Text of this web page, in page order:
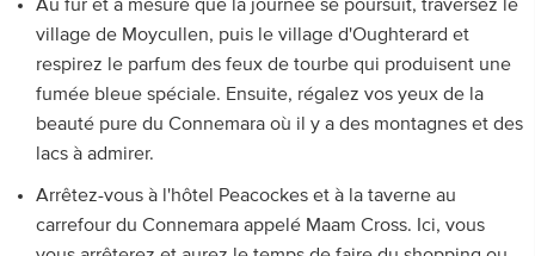
Au fur et à mesure que la journée se poursuit, traversez le
village de Moycullen, puis le village d'Oughterard et
respirez le parfum des feux de tourbe qui produisent une
fumée bleue spéciale. Ensuite, régalez vos yeux de la
beauté pure du Connemara où il y a des montagnes et des
lacs à admirer.
Arrêtez-vous à l'hôtel Peacockes et à la taverne au
carrefour du Connemara appelé Maam Cross. Ici, vous